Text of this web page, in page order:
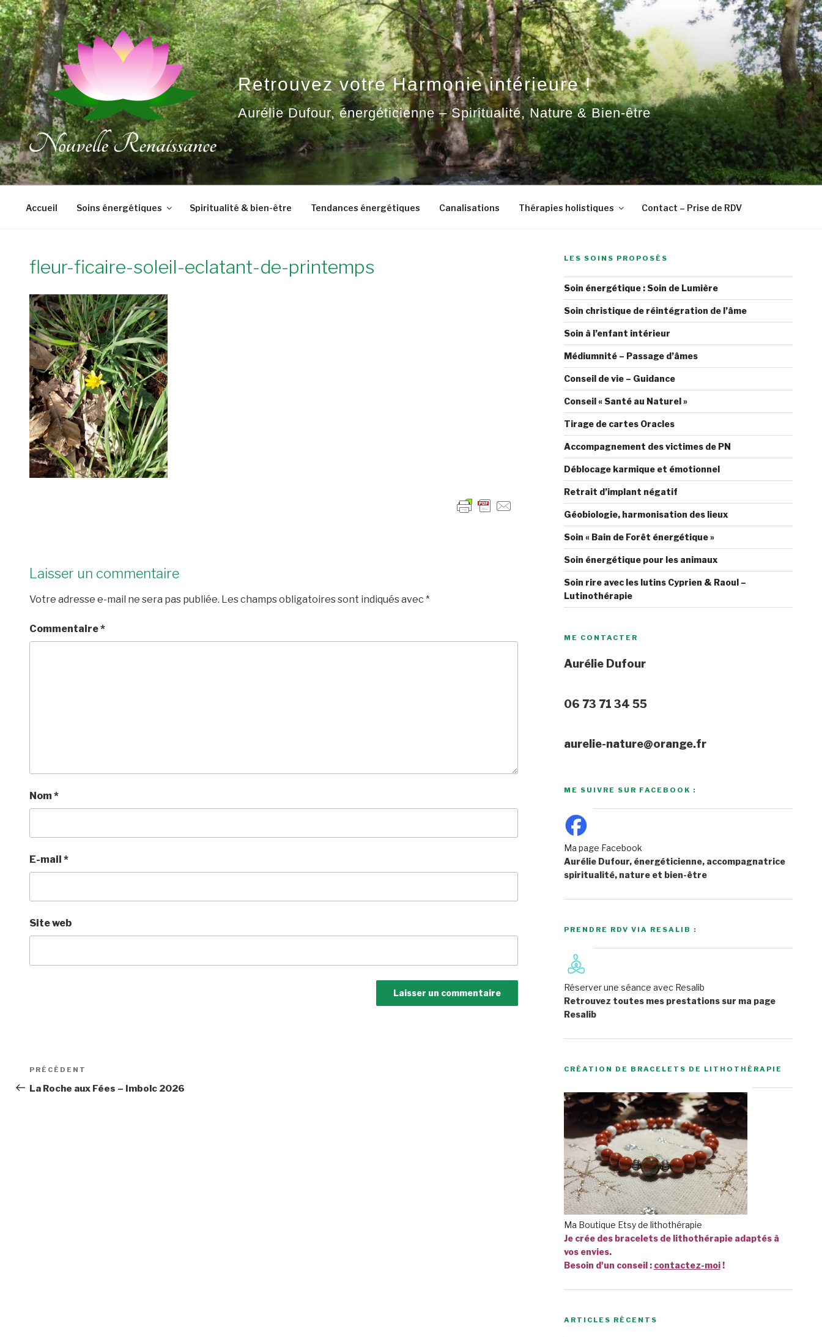
Aller
au
contenu
principal
Retrouvez votre Harmonie intérieure !
Aurélie Dufour, énergéticienne – Spiritualité, Nature & Bien-être
Accueil Soins énergétiques Spiritualité & bien-être Tendances énergétiques Canalisations Thérapies holistiques Contact – Prise de RDV
fleur-ficaire-soleil-eclatant-de-printemps
Laisser un commentaire
Votre adresse e-mail ne sera pas publiée. Les champs obligatoires sont indiqués avec *
Commentaire*
Nom*
E-mail *
Site web
Navigation
de
Article
précédent
PRÉCÉDENT
La Roche aux Fées – Imbolc 2026
LES SOINS PROPOSÉS
Soin énergétique : Soin de Lumière
Soin christique de réintégration de l’âme
Soin à l’enfant intérieur
Médiumnité – Passage d’âmes
Conseil de vie – Guidance
Conseil « Santé au Naturel »
Tirage de cartes Oracles
Accompagnement des victimes de PN
Déblocage karmique et émotionnel
Retrait d’implant négatif
Géobiologie, harmonisation des lieux
Soin « Bain de Forêt énergétique »
Soin énergétique pour les animaux
Soin rire avec les lutins Cyprien & Raoul –
Lutinothérapie
ME CONTACTER
Aurélie Dufour
06 73 71 34 55
aurelie-nature@orange.fr
ME SUIVRE SUR FACEBOOK :
Ma page Facebook
Aurélie Dufour, énergéticienne, accompagnatrice
spiritualité, nature et bien-être
PRENDRE RDV VIA RESALIB :
Réserver une séance avec Resalib
Retrouvez toutes mes prestations sur ma page
Resalib
CRÉATION DE BRACELETS DE LITHOTHÉRAPIE
Ma Boutique Etsy de lithothérapie
Je crée des bracelets de lithothérapie adaptés à
vos envies.
Besoin d'un conseil : contactez-moi!
ARTICLES RÉCENTS